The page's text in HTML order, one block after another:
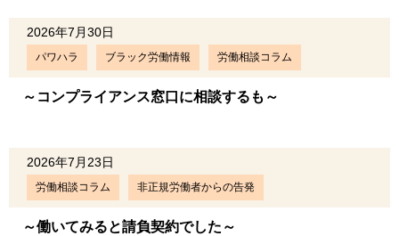
2026年7月30日
パワハラ ブラック労働情報 労働相談コラム
～コンプライアンス窓口に相談するも～
2026年7月23日
労働相談コラム 非正規労働者からの告発
～働いてみると請負契約でした～